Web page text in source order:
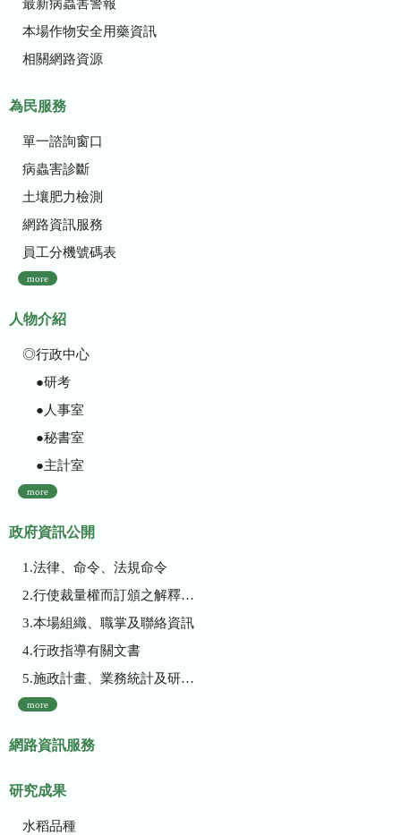
最新病蟲害警報
本場作物安全用藥資訊
相關網路資源
為民服務
單一諮詢窗口
病蟲害診斷
土壤肥力檢測
網路資訊服務
員工分機號碼表
more
人物介紹
◎行政中心
●研考
●人事室
●秘書室
●主計室
more
政府資訊公開
1.法律、命令、法規命令
2.行使裁量權而訂頒之解釋性規定及裁量基準
3.本場組織、職掌及聯絡資訊
4.行政指導有關文書
5.施政計畫、業務統計及研究報告
more
網路資訊服務
研究成果
水稻品種